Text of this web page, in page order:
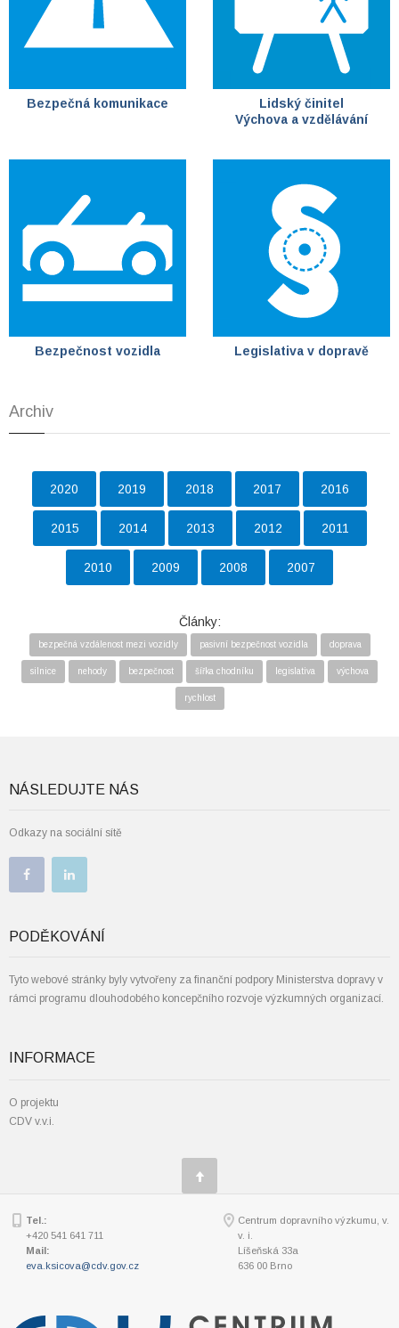
Bezpečná komunikace
Lidský činitel
Výchova a vzdělávání
Bezpečnost vozidla Legislativa v dopravě
Archiv
2020 2019 2018 2017 2016
2015 2014 2013 2012 2011
2010 2009 2008 2007
Články:
bezpečná vzdálenost mezi vozidly pasivní bezpečnost vozidla doprava
silnice nehody bezpečnost šířka chodníku legislativa výchova
rychlost
NÁSLEDUJTE NÁS
Odkazy na sociální sítě
PODĚKOVÁNÍ
Tyto webové stránky byly vytvořeny za finanční podpory Ministerstva dopravy v
rámci programu dlouhodobého koncepčního rozvoje výzkumných organizací.
INFORMACE
O projektu
CDV v.v.i.
Tel.:
+420 541 641 711
Mail:
eva.ksicova@cdv.gov.cz
Centrum dopravního výzkumu, v.
v. i.
Líšeňská 33a
636 00 Brno